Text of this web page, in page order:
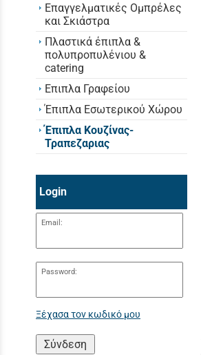
Επαγγελματικές Ομπρέλες
και Σκιάστρα
Πλαστικά έπιπλα &
πολυπροπυλένιου &
catering
Επιπλα Γραφείου
Έπιπλα Εσωτερικού Χώρου
Έπιπλα Κουζίνας-
Τραπεζαριας
Login
Email:
Password:
Ξέχασα τον κωδικό μου
Σύνδεση